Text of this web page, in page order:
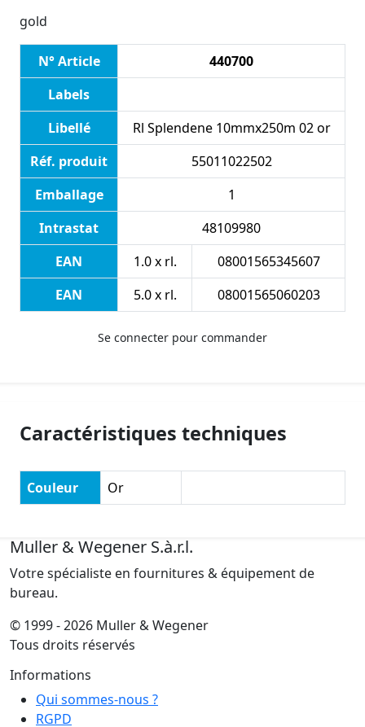
gold
N° Article
440700
Labels
Libellé
Rl Splendene 10mmx250m 02 or
Réf. produit
55011022502
Emballage
1
Intrastat
48109980
EAN
1.0 x rl.
08001565345607
EAN
5.0 x rl. 08001565060203
Se connecter pour commander
Caractéristiques techniques
Couleur Or
Muller & Wegener S.à.r.l.
Votre spécialiste en fournitures & équipement de
bureau.
© 1999 - 2026 Muller & Wegener
Tous droits réservés
Informations
Qui sommes-nous ?
RGPD